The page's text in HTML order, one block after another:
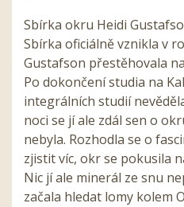
Sbírka okru Heidi
Sbírka oficiálně vznikla v
Gustafson přestěhovala
Po dokončení studia na
integrálních studií
noci se jí ale zdál sen o
nebyla. Rozhodla se o
zjistit víc, okr se pokusila
Nic jí ale minerál ze snu
začala hledat lomy kolem